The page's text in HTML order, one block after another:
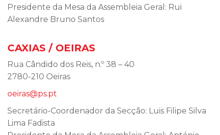
Presidente da Mesa da Assembleia Geral: Rui
Alexandre Bruno Santos
CAXIAS / OEIRAS
Rua Cândido dos Reis, n.º 38 – 40
2780-210 Oeiras
oeiras@ps.pt
Secretário-Coordenador da Secção: Luis Filipe Silva
Lima Fadista